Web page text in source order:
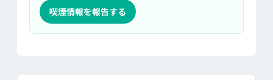
喫煙情報を報告する